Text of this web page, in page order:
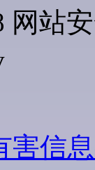
网站
害信